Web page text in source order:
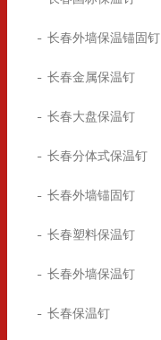
长春外墙保温锚固钉
长春金属保温钉
长春大盘保温钉
长春分体式保温钉
长春外墙锚固钉
长春塑料保温钉
长春外墙保温钉
长春保温钉